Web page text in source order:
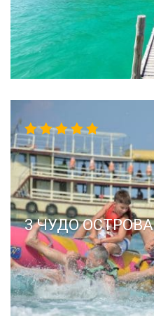
4.67out
of 5
3 ЧУДО ОСТРОВА